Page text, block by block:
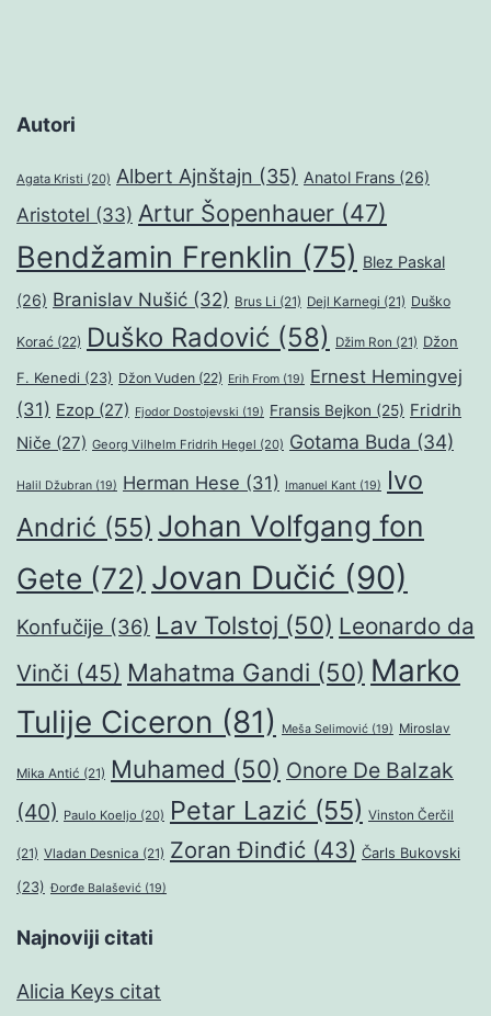
Autori
Agata Kristi (20) Albert Ajnštajn (35) Anatol Frans (26)
Aristotel (33) Artur Šopenhauer (47)
Bendžamin Frenklin (75) Blez Paskal
(26) Branislav Nušić (32) Brus Li (21) Dejl Karnegi (21) Duško
Korać (22) Duško Radović (58) Džim Ron (21) Džon
F. Kenedi (23) Džon Vuden (22) Erih From (19) Ernest Hemingvej
(31) Ezop (27) Fjodor Dostojevski (19) Fransis Bejkon (25) Fridrih
Niče (27) Georg Vilhelm Fridrih Hegel (20) Gotama Buda (34)
Halil Džubran (19) Herman Hese (31) Imanuel Kant (19)
Ivo
Andrić (55) Johan Volfgang fon
Gete (72) Jovan Dučić (90)
Konfučije (36) Lav Tolstoj (50) Leonardo da
Vinči (45) Mahatma Gandi (50) Marko
Tulije Ciceron (81) Meša Selimović (19) Miroslav
Mika Antić (21) Muhamed (50) Onore De Balzak
(40) Paulo Koeljo (20) Petar Lazić (55) Vinston Čerčil
(21) Vladan Desnica (21) Zoran Đinđić (43) Čarls Bukovski
(23) Đorđe Balašević (19)
Najnoviji citati
Alicia Keys citat